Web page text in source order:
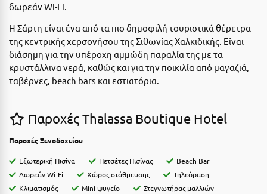
Δελφοί
Διακοπτό
Ελάτη Αρκαδίας
Ελληνικό Αρκαδίας
Ελούντα Κρήτης
Ερέτρια
δωρεάν Wi-Fi.
Η Σάρτη είναι ένα από τα πιο δημοφιλή τουριστικά θέρετρα
της κεντρικής χερσονήσου της Σιθωνίας Χαλκιδικής. Είναι
διάσημη για την υπέροχη αμμώδη παραλία της με τα
κρυστάλλινα νερά, καθώς και για την ποικιλία από μαγαζιά,
ταβέρνες, beach bars και εστιατόρια.
Παροχές Thalassa Boutique Hotel
Παροχές Ξενοδοχείου
Εξωτερική Πισίνα Πετσέτες Πισίνας
Beach Bar
Δωρεάν Wi-Fi
Χώρος στάθμευσης
Τηλεόραση
Κλιματισμός
Mini ψυγείο Στεγνωτήρας μαλλιών